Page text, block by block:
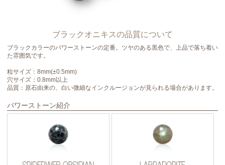
ブラックオニキスの品質について
ブラックカラーのパワーストーンの定番。ツヤのある黒色で、上品で落ち着い
た雰囲気です。
粒サイズ：8mm(±0.5mm)
穴サイズ：0.8mm以上
品質：原石由来の、白い微細なインクルージョンが見られる場合があります。
パワーストーン紹介